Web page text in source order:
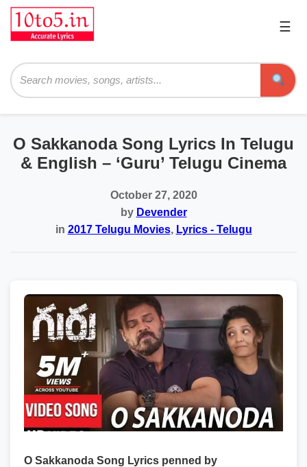
☰
O Sakkanoda Song Lyrics In Telugu
& English – ‘Guru’ Telugu Cinema
October 27, 2020
by Devender
in 2017 Telugu Movies, Lyrics - Telugu
O Sakkanoda Song Lyrics penned by